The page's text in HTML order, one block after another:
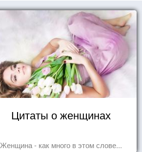
Цитаты о женщинах
Женщина - как много в этом слове...